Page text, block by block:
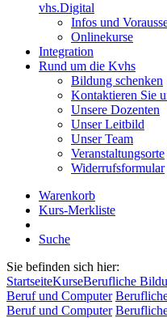
vhs.Digital
Infos und
Onlinekurse
Integration
Rund um die Kvhs
Bildung schenken
Kontaktieren Sie
Unsere Dozenten
Unser Leitbild
Unser Team
Veranstaltungsorte
Widerrufsformular
Warenkorb
Kurs-Merkliste
Suche
Sie befinden sich hier:
StartseiteKurseBerufliche
Beruf und Computer
Beruf und Computer